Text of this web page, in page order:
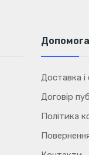
Допомога
Доставка і
Договір
Політика